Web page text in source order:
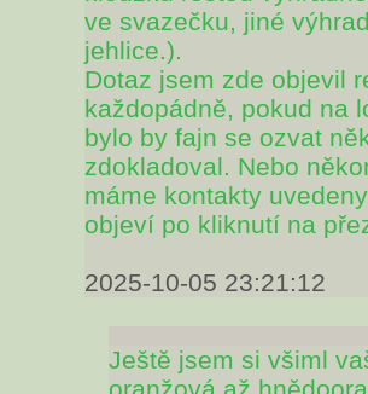
ve svazečku, jiné
jehlice.).
Dotaz jsem zde objevil
každopádně, pokud na
bylo by fajn se ozvat
zdokladoval. Nebo
máme kontakty
objeví po kliknutí na
2025-10-05 23:21:12
Ještě jsem si všiml
oranžová až